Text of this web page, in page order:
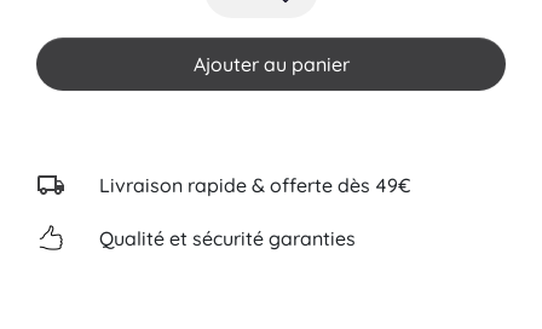
Ajouter au panier
Livraison rapide & offerte dès 49€
Qualité et sécurité garanties